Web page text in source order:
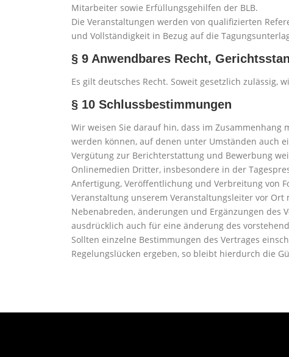
Mitarbeiter sowie Erfüllungsgehilfen der BLB.
Die Veranstaltungen werden von qualifizierten
und Vollständigkeit in Bezug auf die
§ 9 Anwendbares Recht,
Es gilt deutsches Recht. Soweit gesetzlich
§ 10 Schlussbestimmungen
Wir weisen Sie darauf hin, dass im
werden können, auf denen unter Umständen auch
Vergütung zur Berichterstattung und Bewerbung
Onlinemedien Dritter, insbesondere in der
Anfertigung, Veröffentlichung und Verbreitung von
Veranstaltung unserem Veranstaltungsleiter vor Ort
Nebenabreden, änderungen und Ergänzungen
ausdrücklich auch für eine änderung des
Sollten einzelne Bestimmungen des Vertrages
Regelungslücken ergeben, so bleibt hierdurch die